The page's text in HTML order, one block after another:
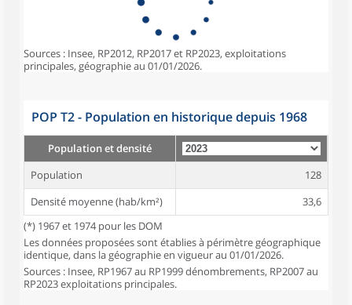
Sources : Insee, RP2012, RP2017 et RP2023, exploitations
principales, géographie au 01/01/2026.
POP T2 - Population en historique depuis 1968
Population et densité
Population
128
Densité moyenne (hab/km²)
33,6
(*) 1967 et 1974 pour les DOM
Les données proposées sont établies à périmètre géographique
identique, dans la géographie en vigueur au 01/01/2026.
Sources : Insee, RP1967 au RP1999 dénombrements, RP2007 au
RP2023 exploitations principales.